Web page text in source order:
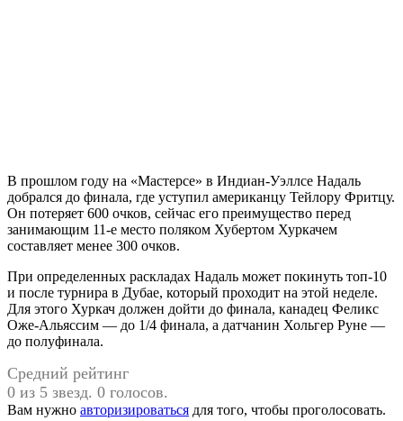
В прошлом году на «Мастерсе» в Индиан-Уэллсе Надаль
добрался до финала, где уступил американцу Тейлору Фритцу.
Он потеряет 600 очков, сейчас его преимущество перед
занимающим 11-е место поляком Хубертом Хуркачем
составляет менее 300 очков.
При определенных раскладах Надаль может покинуть топ-10
и после турнира в Дубае, который проходит на этой неделе.
Для этого Хуркач должен дойти до финала, канадец Феликс
Оже-Альяссим — до 1/4 финала, а датчанин Хольгер Руне —
до полуфинала.
Средний рейтинг
0 из 5 звезд. 0 голосов.
Вам нужно авторизироваться для того, чтобы проголосовать.